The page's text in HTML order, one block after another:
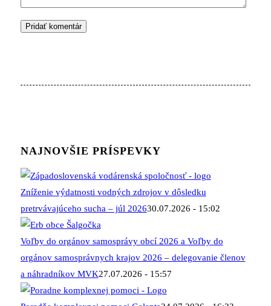
NAJNOVŠIE PRÍSPEVKY
Zníženie výdatnosti vodných zdrojov v dôsledku
pretrvávajúceho sucha – júl 202630.07.2026 - 15:02
Voľby do orgánov samosprávy obcí 2026 a Voľby do
orgánov samosprávnych krajov 2026 – delegovanie členov
a náhradníkov MVK27.07.2026 - 15:57